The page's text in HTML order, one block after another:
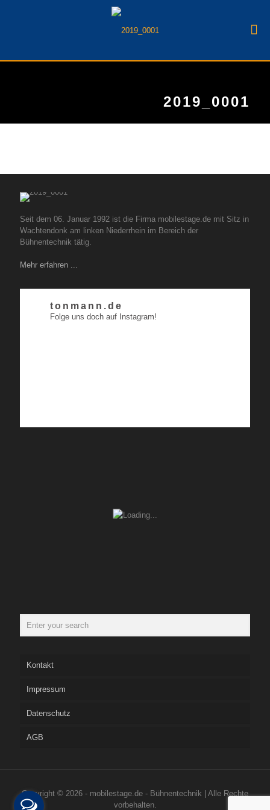
2019_0001
Seit dem 06. Januar 1992 ist die Firma mobilestage.de mit Sitz in
Wachtendonk am linken Niederrhein im Bereich der
Bühnentechnik tätig.
Mehr erfahren ...
tonmann.de
Folge uns doch auf Instagram!
Kontakt
Impressum
Datenschutz
AGB
Copyright © 2026 - mobilestage.de - Bühnentechnik | Alle Rechte
vorbehalten.